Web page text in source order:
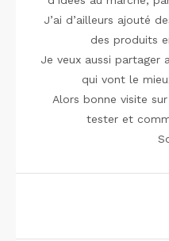
J’ai d’ailleurs ajouté
des produits
Je veux aussi partager
qui vont le
Alors bonne visite
tester et